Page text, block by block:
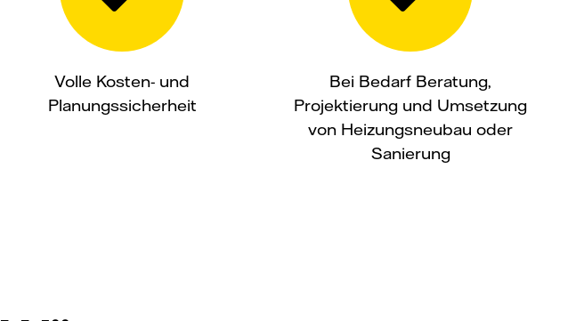
Volle Kosten- und
Planungssicherheit
Bei Bedarf Beratung,
Projektierung und Umsetzung
von Heizungsneubau oder
Sanierung